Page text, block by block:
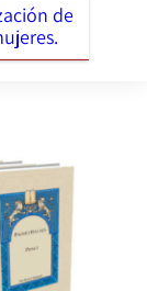
de